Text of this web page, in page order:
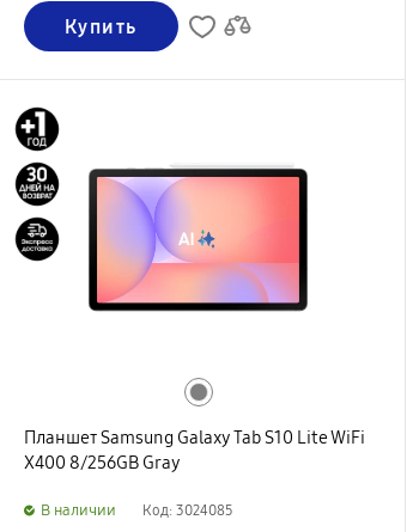
Купить
Планшет Samsung Galaxy Tab S10 Lite WiFi
X400 8/256GB Gray
B наличии Код: 3024085